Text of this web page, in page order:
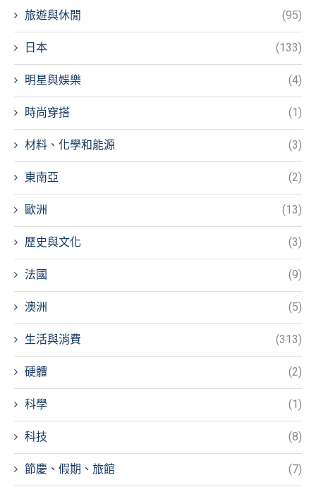
旅遊與休閒 (95)
日本 (133)
明星與娛樂 (4)
時尚穿搭 (1)
材料、化學和能源 (3)
東南亞 (2)
歐洲 (13)
歷史與文化 (3)
法國 (9)
澳洲 (5)
生活與消費 (313)
硬體 (2)
科學 (1)
科技 (8)
節慶、假期、旅館 (7)